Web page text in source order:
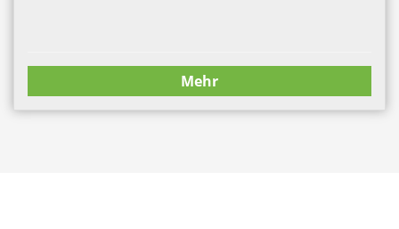
Mehr